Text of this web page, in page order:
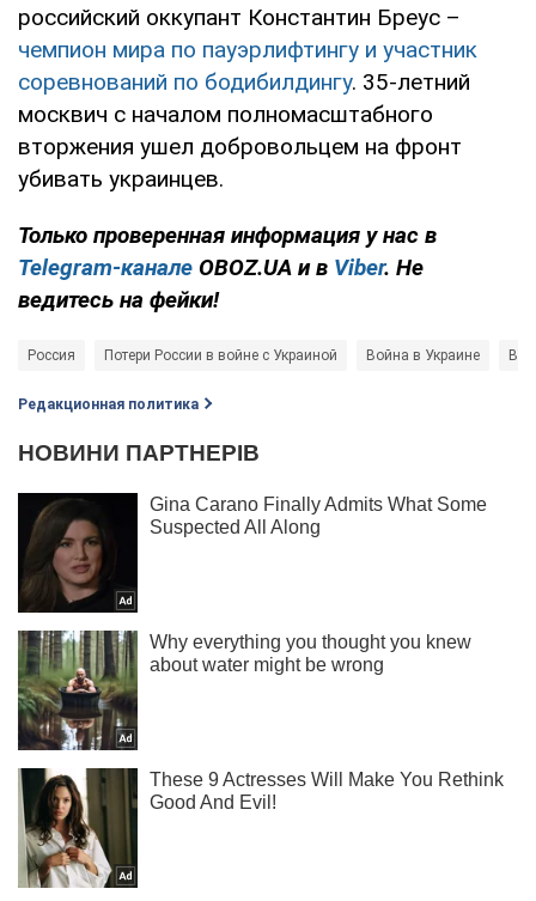
российский оккупант Константин Бреус –
чемпион мира по пауэрлифтингу и участник
соревнований по бодибилдингу. 35-летний
москвич с началом полномасштабного
вторжения ушел добровольцем на фронт
убивать украинцев.
Только проверенная информация у нас в
Telegram-канале OBOZ.UA и в Viber. Не
ведитесь на фейки!
Россия Потери России в войне с Украиной Война в Украине
Редакционная политика